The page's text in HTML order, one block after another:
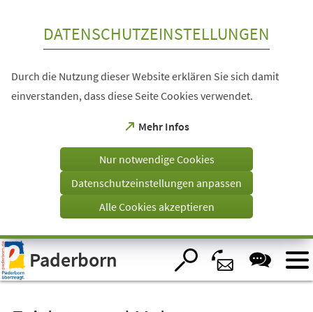
Visuelle
Assistenzsoftware
öffnen.
DATENSCHUTZEINSTELLUNGEN
Durch die Nutzung dieser Website erklären Sie sich damit
einverstanden, dass diese Seite Cookies verwendet.
Mehr Infos
(Öffnet
einem
Tab)
Nur notwendige Cookies
Datenschutzeinstellungen anpassen
Alle Cookies akzeptieren
Paderborn